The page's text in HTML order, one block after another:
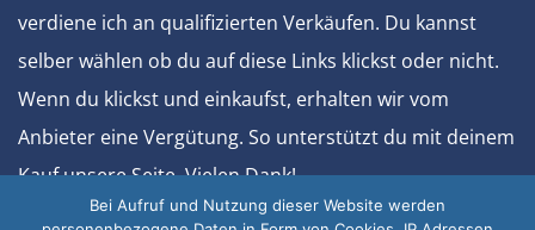
verdiene ich an qualifizierten Verkäufen. Du kannst
selber wählen ob du auf diese Links klickst oder nicht.
Wenn du klickst und einkaufst, erhalten wir vom
Anbieter eine Vergütung. So unterstützt du mit deinem
Kauf unsere Seite. Vielen Dank!
SonstigesBei Aufruf und Nutzung dieser Website werden